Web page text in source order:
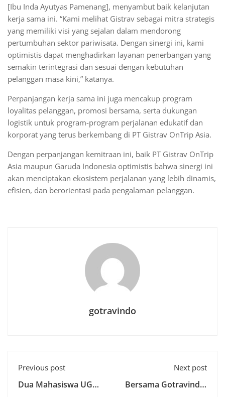
[Ibu Inda Ayutyas Pamenang], menyambut baik kelanjutan
kerja sama ini. “Kami melihat Gistrav sebagai mitra strategis
yang memiliki visi yang sejalan dalam mendorong
pertumbuhan sektor pariwisata. Dengan sinergi ini, kami
optimistis dapat menghadirkan layanan penerbangan yang
semakin terintegrasi dan sesuai dengan kebutuhan
pelanggan masa kini,” katanya.
Perpanjangan kerja sama ini juga mencakup program
loyalitas pelanggan, promosi bersama, serta dukungan
logistik untuk program-program perjalanan edukatif dan
korporat yang terus berkembang di PT Gistrav OnTrip Asia.
Dengan perpanjangan kemitraan ini, baik PT Gistrav OnTrip
Asia maupun Garuda Indonesia optimistis bahwa sinergi ini
akan menciptakan ekosistem perjalanan yang lebih dinamis,
efisien, dan berorientasi pada pengalaman pelanggan.
gotravindo
Previous post
Dua Mahasiswa UGM
Next post
Bersama Gotravindo,